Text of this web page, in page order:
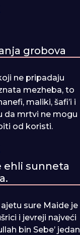
grobova
ne pripadaju
mezheba, to
maliki, šafi’i i
da mrtvi ne mogu
od koristi.
ehli sunneta
sure Maide je
i jevreji najveći
bin Sebe’ jedan